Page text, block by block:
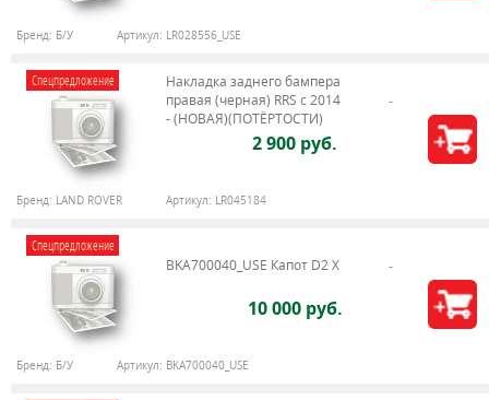
Бренд: Б/У Артикул: LR028556_USE
Спецпредложение
Накладка заднего бампера
правая (черная) RRS c 2014
- (НОВАЯ)(ПОТЁРТОСТИ)
2 900 руб.
Бренд: LAND ROVER Артикул: LR045184
Спецпредложение
BKA700040_USE Капот D2 X
10 000 руб.
Бренд: Б/У Артикул: BKA700040_USE